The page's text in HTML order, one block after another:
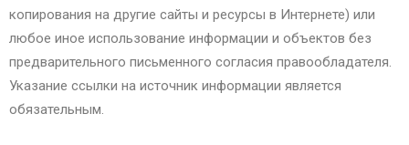
копирования на другие сайты и ресурсы в Интернете) или
любое иное использование информации и объектов без
предварительного письменного согласия правообладателя.
Указание ссылки на источник информации является
обязательным.